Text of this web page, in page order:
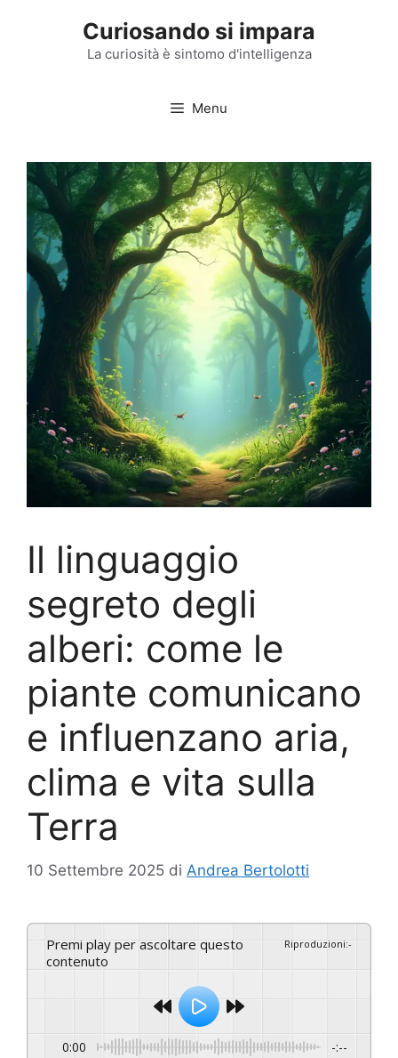
Curiosando si impara
La curiosità è sintomo d'intelligenza
Menu
Il linguaggio
segreto degli
alberi: come le
piante comunicano
e influenzano aria,
clima e vita sulla
Terra
10 Settembre 2025 di Andrea Bertolotti
Premi play per ascoltare questo
contenuto
Riproduzioni:-
0:00 -:--